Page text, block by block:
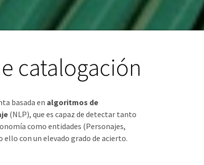
catalogación
basada en algoritmos de
(NLP), que es capaz de detectar tanto
como entidades (Personajes,
ello con un elevado grado de acierto.